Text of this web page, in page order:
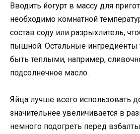
Вводить йогурт в массу для
необходимо комнатной
состав соду или разрыхлитель,
пышной. Остальные
быть теплыми, например,
подсолнечное масло.
Яйца лучше всего использовать
значительнее увеличивается в
немного подогреть перед